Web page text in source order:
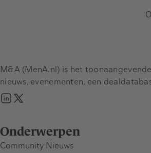
Onderwerpen
Community Nieuws
M&A (MenA.nl) is het
nieuws, evenementen, een